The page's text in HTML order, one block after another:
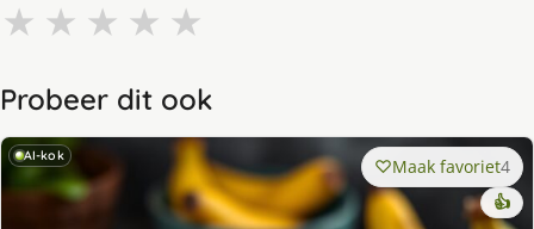
★ ★ ★ ★ ★
Probeer dit ook
AI-kok Maak favoriet4
👍